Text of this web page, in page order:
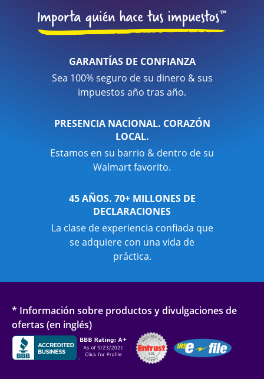
GARANTÍAS DE CONFIANZA
Sea 100% seguro de su dinero & sus
impuestos año tras año.
PRESENCIA NACIONAL. CORAZÓN
LOCAL.
Estamos en su barrio & dentro de su
Walmart favorito.
45 AÑOS. 70+ MILLONES DE
DECLARACIONES
La clase de experiencia confiada que
se adquiere con una vida de
práctica.
* Información sobre productos y divulgaciones de
ofertas (en inglés)